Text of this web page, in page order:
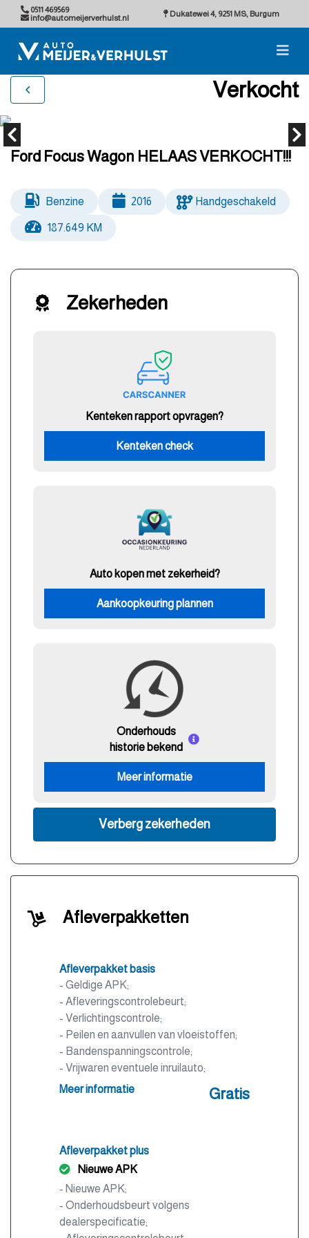
0511 469569
info@automeijerverhulst.nl
Dukatewei 4, 9251 MS, Burgum
Verkocht
Ford Focus Wagon HELAAS VERKOCHT!!!
Benzine 2016 Handgeschakeld
187.649 KM
Zekerheden
Kenteken rapport opvragen?
Kenteken check
Auto kopen met zekerheid?
Aankoopkeuring plannen
Onderhouds
historie bekend
Meer informatie
Verberg zekerheden
Afleverpakketten
Afleverpakket basis
- Geldige APK;
- Afleveringscontrolebeurt;
- Verlichtingscontrole;
- Peilen en aanvullen van vloeistoffen;
- Bandenspanningscontrole;
- Vrijwaren eventuele inruilauto;
- Auto is of wordt gepoetst.
Meer informatie Gratis
Afleverpakket plus
Nieuwe APK
- Nieuwe APK;
- Onderhoudsbeurt volgens
dealerspecificatie;